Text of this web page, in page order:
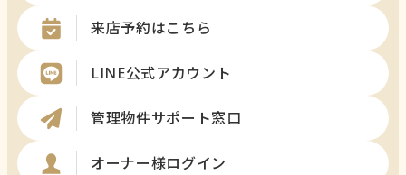
来店予約はこちら
LINE公式アカウント
管理物件サポート窓口
オーナー様ログイン